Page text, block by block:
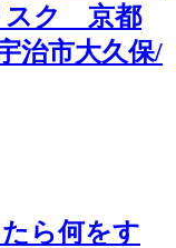
スク 京都
治市大久保/
ら何をす